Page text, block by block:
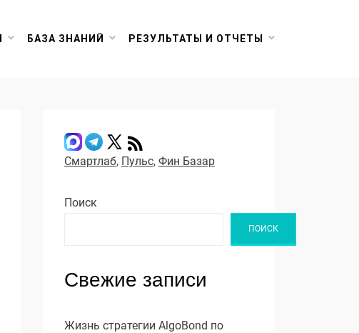
БАЗА ЗНАНИЙ РЕЗУЛЬТАТЫ И ОТЧЕТЫ
Смартлаб, Пульс, Фин Базар
Поиск
ПОИСК
Свежие записи
Жизнь стратегии AlgoBond по